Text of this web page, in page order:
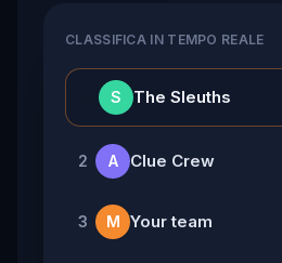
CLASSIFICA IN TEMPO REALE
S The Sleuths
2 A Clue Crew
3 M Your team